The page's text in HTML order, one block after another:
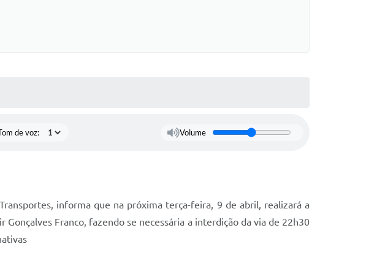
de voz: Volume
informa que na próxima terça-feira, 9 de abril, realizará a
Franco, fazendo se necessária a interdição da via de 22h30